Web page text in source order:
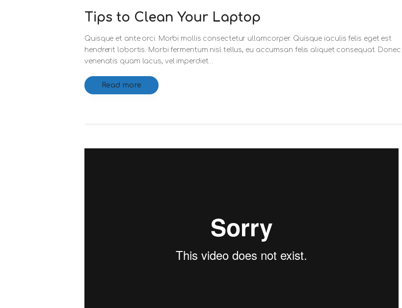
Tips to Clean Your Laptop
Quisque et ante orci. Morbi mollis consectetur ullamcorper. Quisque iaculis felis eget est
hendrerit lobortis. Morbi fermentum nisl tellus, eu accumsan felis aliquet consequat. Donec
venenatis quam lacus, vel imperdiet…
Read more